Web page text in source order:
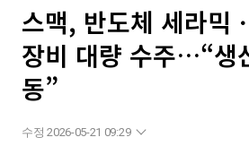
스맥, 반도체 세라믹
장비 대량 수주…“생
동”
수정 2026-05-21 09:29